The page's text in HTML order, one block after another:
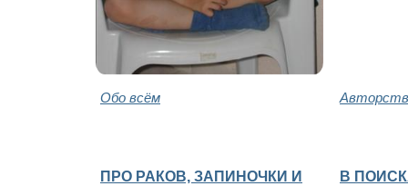
Обо всём
ПРО РАКОВ, ЗАПИНОЧКИ И
В